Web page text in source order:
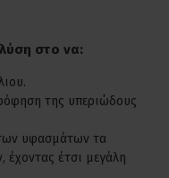
λύση στο να:
της υπεριώδους
υφασμάτων τα
έχοντας έτσι μεγάλη